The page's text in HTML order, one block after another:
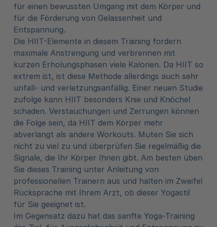
für einen bewussten Umgang mit dem Körper und
für die Förderung von Gelassenheit und
Entspannung.
Die HIIT-Elemente in diesem Training fordern
maximale Anstrengung und verbrennen mit
kurzen Erholungsphasen viele Kalorien. Da HIIT so
extrem ist, ist diese Methode allerdings auch sehr
unfall- und verletzungsanfällig. Einer neuen Studie
zufolge kann HIIT besonders Knie und Knöchel
schaden. Verstauchungen und Zerrungen können
die Folge sein, da HIIT dem Körper mehr
abverlangt als andere Workouts. Muten Sie sich
nicht zu viel zu und überprüfen Sie regelmäßig die
Signale, die Ihr Körper Ihnen gibt. Am besten üben
Sie dieses Training unter Anleitung von
professionellen Trainern aus und halten im Zweifel
Rücksprache mit Ihrem Arzt, ob dieser Yogastil
für Sie geeignet ist.
Im Gegensatz dazu hat das sanfte Yoga-Training